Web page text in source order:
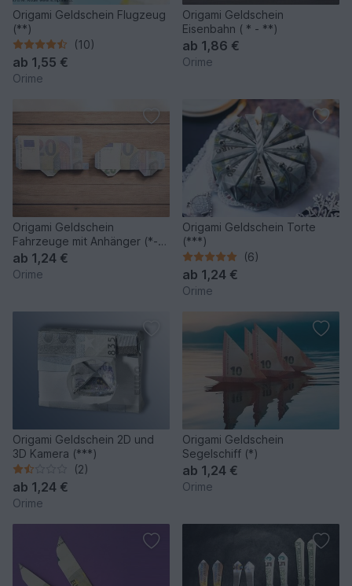
Origami Geldschein Flugzeug
(**)
(10)
ab 1,55 €
Orime
Origami Geldschein
Eisenbahn ( * - **)
ab 1,86 €
Orime
Origami Geldschein
Fahrzeuge mit Anhänger (*-
**)
ab 1,24 €
Orime
Origami Geldschein Torte
(***)
(6)
ab 1,24 €
Orime
Origami Geldschein 2D und
3D Kamera (***)
(2)
ab 1,24 €
Orime
Origami Geldschein
Segelschiff (*)
ab 1,24 €
Orime